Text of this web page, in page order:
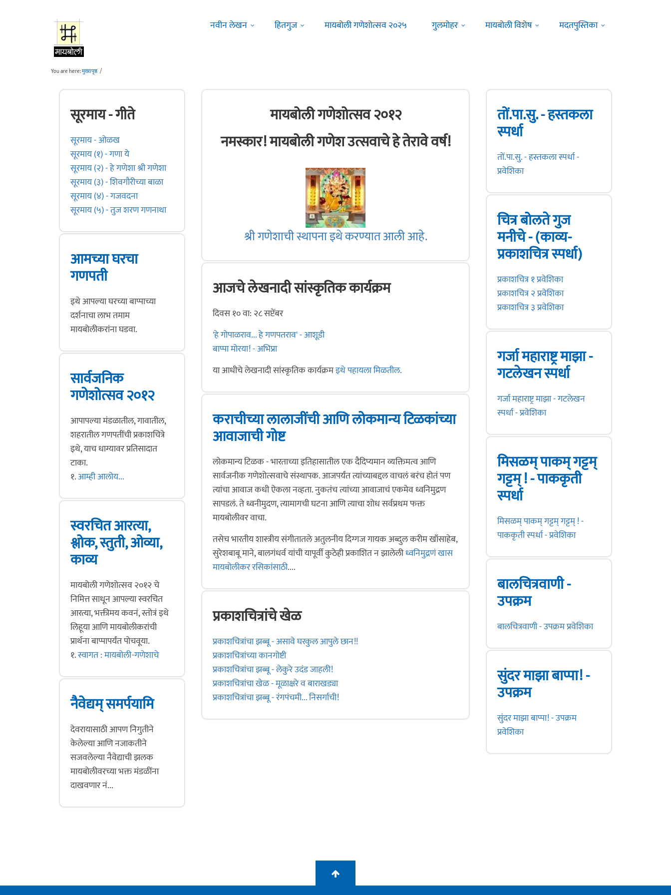
नवीन लेखन
हितगुज मायबोली गणेशोत्सव २०२५ गुलमोहर मायबोली विशेष मदतपुस्तिका
You are here:मुख्यपृष्ठ /
सूरमाय - गीते
सूरमाय - ओळख
सूरमाय (१) - गणा ये
सूरमाय (२) - हे गणेशा श्री गणेशा
सूरमाय (३) - शिवगौरीच्या बाळा
सूरमाय (४) - गजवदना
सूरमाय (५) - तुज शरण गणनाथा
आमच्या घरचा
गणपती
इथे आपल्या घरच्या बाप्पाच्या
दर्शनाचा लाभ तमाम
मायबोलीकरांना घडवा.
सार्वजनिक
गणेशोत्सव २०१२
आपापल्या मंडळातील, गावातील,
शहरातील गणपतींची प्रकाशचित्रे
इथे, याच धाग्यावर प्रतिसादात
टाका.
१.आम्ही आलोय...
स्वरचित आरत्या,
श्लोक, स्तुती, ओव्या,
काव्य
मायबोली गणेशोत्सव २०१२ चे
निमित्त साधून आपल्या स्वरचित
आरत्या, भक्तीमय कवनं, स्तोत्रं इथे
लिहूया आणि मायबोलीकरांची
प्रार्थना बाप्पापर्यंत पोचवूया.
१.स्वागत : मायबोली-गणेशाचे
नैवेद्यम् समर्पयामि
देवरायासाठी आपण निगुतीने
केलेल्या आणि नजाकतीने
सजवलेल्या नैवेद्याची झलक
मायबोलीवरच्या भक्त मंडळींना
दाखवणार नं...
मायबोली गणेशोत्सव २०१२
नमस्कार! मायबोली गणेश उत्सवाचे हे तेरावे वर्ष!
श्री गणेशाची स्थापना इथे करण्यात आली आहे.
आजचे लेखनादी सांस्कृतिक कार्यक्रम
दिवस १० वा: २८ सप्टेंबर
'हे गोपाळराव... हे गणपतराव' - आशूडी
बाप्पा मोरया! - अभिप्रा
या आधीचे लेखनादी सांस्कृतिक कार्यक्रमइथे पहायला मिळतील.
कराचीच्या लालाजींची आणि लोकमान्य टिळकांच्या
आवाजाची गोष्ट
लोकमान्य टिळक - भारताच्या इतिहासातील एक दैदिप्यमान व्यक्तिमत्व आणि
सार्वजनीक गणेशोत्सवाचे संस्थापक. आजपर्यंत त्यांच्याबद्दल वाचलं बरंच होतं पण
त्यांचा आवाज कधी ऐकला नव्हता. नुकतंच त्यांच्या आवाजाचं एकमेव ध्वनिमुद्रण
सापडलं. ते ध्वनीमुदण, त्यामागची घटना आणि त्याचा शोध सर्वप्रथम फक्त
मायबोलीवर वाचा.
तसेच भारतीय शास्त्रीय संगीतातले अतुलनीय दिग्गज गायक अब्दुल करीम खाँसाहेब,
सुरेशबाबू माने, बालगंधर्व यांची यापूर्वी कुठेही प्रकाशित न झालेलीध्वनिमुद्रणं खास
मायबोलीकर रसिकांसाठी....
प्रकाशचित्रांचे खेळ
प्रकाशचित्रांचा झब्बू - असावे घरकुल आपुले छान!!
प्रकाशचित्रांच्या कानगोष्टी
प्रकाशचित्रांचा झब्बू - लेकुरे उदंड जाहली!
प्रकाशचित्रांचा खेळ - मूळाक्षरे व बाराखड्या
प्रकाशचित्रांचा झब्बू - रंगपंचमी... निसर्गाची!
तों.पा.सु. - हस्तकला
स्पर्धा
तों.पा.सु. - हस्तकला स्पर्धा -
प्रवेशिका
चित्र बोलते गुज
मनीचे - (काव्य-
प्रकाशचित्र स्पर्धा)
प्रकाशचित्र १ प्रवेशिका
प्रकाशचित्र २ प्रवेशिका
प्रकाशचित्र ३ प्रवेशिका
गर्जा महाराष्ट्र माझा -
गटलेखन स्पर्धा
गर्जा महाराष्ट्र माझा - गटलेखन
स्पर्धा - प्रवेशिका
मिसळम् पाकम् गट्टम्
गट्टम् ! - पाककृती
स्पर्धा
मिसळम् पाकम् गट्टम् गट्टम् ! -
पाककृती स्पर्धा - प्रवेशिका
बालचित्रवाणी -
उपक्रम
बालचित्रवाणी - उपक्रम प्रवेशिका
सुंदर माझा बाप्पा! -
उपक्रम
सुंदर माझा बाप्पा! - उपक्रम
प्रवेशिका